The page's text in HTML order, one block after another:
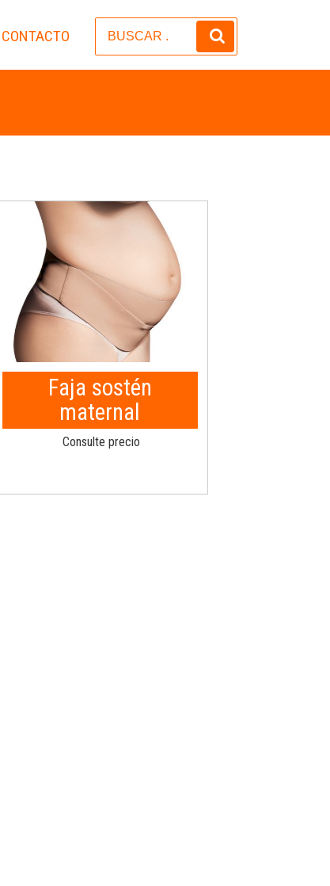
CONTACTO
Faja sostén
maternal
Consulte precio